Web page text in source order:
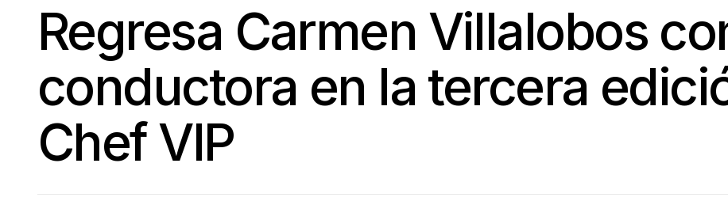
Regresa Carmen Villalobos
conductora en la tercera
Chef VIP